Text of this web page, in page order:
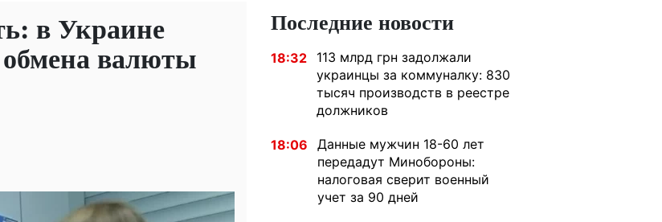
в Украине
валюты
Последние новости
18:32
113 млрд грн задолжали
украинцы за коммуналку: 830
тысяч производств в реестре
должников
18:06
Данные мужчин 18-60 лет
передадут Минобороны:
налоговая сверит военный
учет за 90 дней